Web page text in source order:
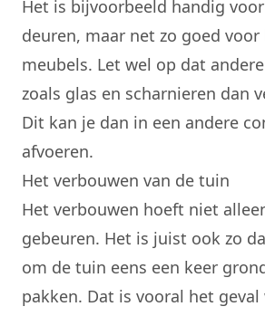
Het is bijvoorbeeld handig
deuren, maar net zo goed
meubels. Let wel op dat
zoals glas en scharnieren dan
Dit kan je dan in een andere
afvoeren.
Het verbouwen van de tuin
Het verbouwen hoeft niet
gebeuren. Het is juist ook zo
om de tuin eens een keer
pakken. Dat is vooral het geval